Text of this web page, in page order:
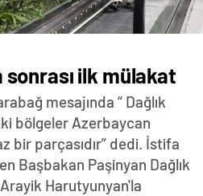
ilk mülakat
mesajında “ Dağlık
bölgeler Azerbaycan
bir parçasıdır” dedi. İstifa
Başbakan Paşinyan Dağlık
Harutyunyan'la